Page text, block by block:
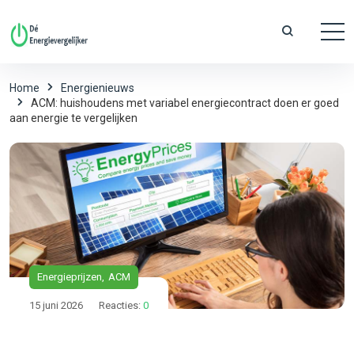
Home
Energienieuws
ACM: huishoudens met variabel energiecontract doen er goed
aan energie te vergelijken
Energieprijzen ACM
15 juni 2026 Reacties: 0